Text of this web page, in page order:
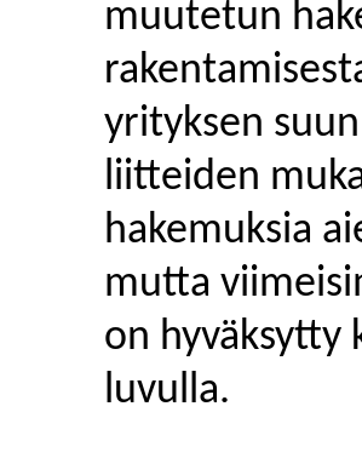
muutetun
yrityksen
liitteiden
hakemuksia
mutta
on hyväksytty
luvulla.